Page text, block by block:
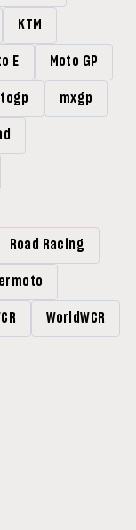
KTM
E Moto GP
mxgp
Road Racing
WorldWCR